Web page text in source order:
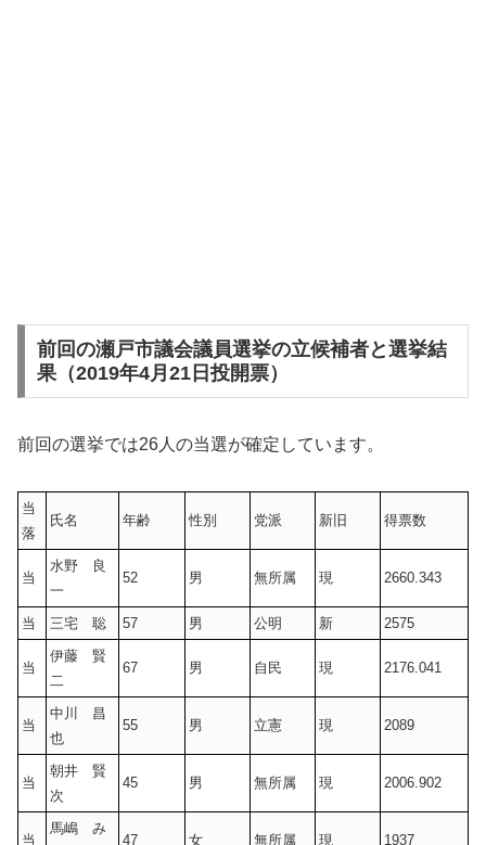
前回の瀬戸市議会議員選挙の立候補者と選挙結
果（2019年4月21日投開票）
前回の選挙では26人の当選が確定しています。
当
落
氏名 年齢 性別 党派 新旧 得票数
当
水野 良
一
52 男 無所属 現 2660.343
当 三宅 聡 57 男 公明 新 2575
当
伊藤 賢
二
67 男 自民 現 2176.041
当
中川 昌
也
55 男 立憲 現 2089
当
朝井 賢
次
45 男 無所属 現 2006.902
当
馬嶋 み
47 女 無所属 現 1937